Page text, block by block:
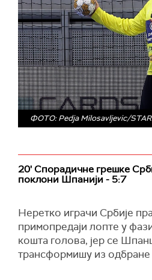
ФОТО: Pedja Milosavljevic/
20' Спорадичне грешке
поклони Шпанији - 5:7
Неретко играчи Србије
примопредаји лопте у
кошта голова, јер се
трансформишу из одбране